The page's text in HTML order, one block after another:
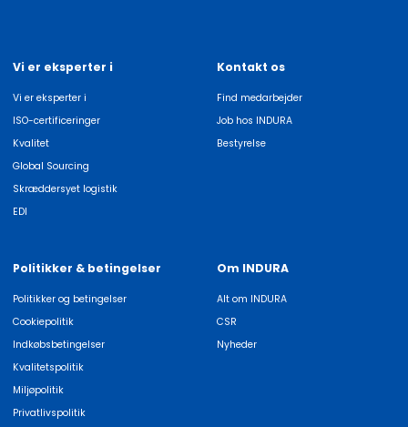
Vi er eksperter i
Vi er eksperter i
ISO-certificeringer
Kvalitet
Global Sourcing
Skræddersyet logistik
EDI
Kontakt os
Find medarbejder
Job hos INDURA
Bestyrelse
Politikker & betingelser
Politikker og betingelser
Cookiepolitik
Indkøbsbetingelser
Kvalitetspolitik
Miljøpolitik
Privatlivspolitik
Om INDURA
Alt om INDURA
CSR
Nyheder